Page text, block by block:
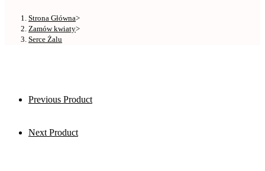
Strona Główna>
Zamów kwiaty>
Serce Żalu
Previous Product
Next Product